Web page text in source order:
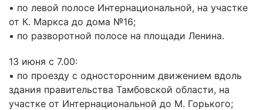
▪️ по левой полосе Интернациональной, на участке
от К. Маркса до дома №16;
▪️ по разворотной полосе на площади Ленина.
13 июня с 7.00:
▪️ по проезду с односторонним движением вдоль
здания правительства Тамбовской области, на
участке от Интернациональной до М. Горького;